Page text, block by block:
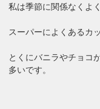
私は季節に関係なくよ
スーパーによくあるカ
とくにバニラやチョコ
多いです。